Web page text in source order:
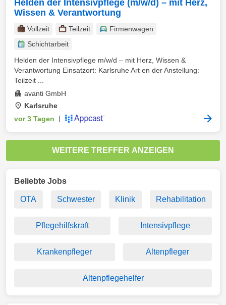
Helden der Intensivpflege (m/w/d) – mit Herz,
Wissen & Verantwortung
Vollzeit Teilzeit
Firmenwagen
Schichtarbeit
Helden der Intensivpflege m/w/d – mit Herz, Wissen &
Verantwortung Einsatzort: Karlsruhe Art en der Anstellung:
Teilzeit ...
avanti GmbH
Karlsruhe
vor 3 Tagen
WEITERE TREFFER ANZEIGEN
Beliebte Jobs
OTA Schwester Klinik Rehabilitation
Pflegehilfskraft Intensivpflege
Krankenpfleger Altenpfleger
Altenpflegehelfer